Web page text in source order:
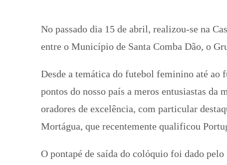
No passado dia 15 de abril, realizou-se na
entre o Município de Santa Comba Dão, o
Desde a temática do futebol feminino até ao
pontos do nosso país a meros entusiastas
oradores de excelência, com particular
Mortágua, que recentemente qualificou
O pontapé de saída do colóquio foi dado